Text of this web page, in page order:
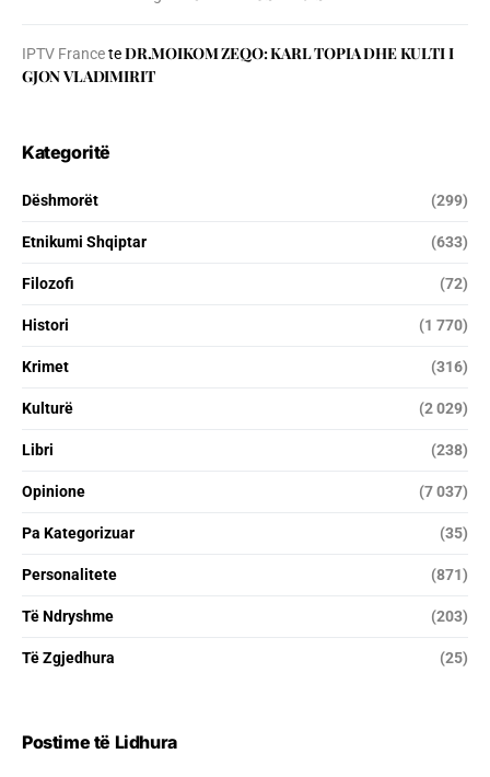
IPTV FranceteDR.MOIKOM ZEQO: KARL TOPIA DHE KULTI I
GJON VLADIMIRIT
Kategoritë
Dëshmorët (299)
Etnikumi Shqiptar (633)
Filozofi (72)
Histori (1 770)
Krimet (316)
Kulturë (2 029)
Libri (238)
Opinione (7 037)
Pa Kategorizuar (35)
Personalitete (871)
Të Ndryshme (203)
Të Zgjedhura (25)
Postime të Lidhura